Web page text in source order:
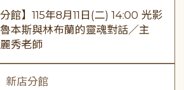
分館】115年8月11日(二) 14:00 光影
本斯與林布蘭的靈魂對話／主
秀老師
新店分館